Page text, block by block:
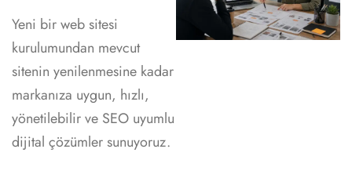
Yeni bir web sitesi
kurulumundan mevcut
sitenin yenilenmesine kadar
markanıza uygun, hızlı,
yönetilebilir ve SEO uyumlu
dijital çözümler sunuyoruz.